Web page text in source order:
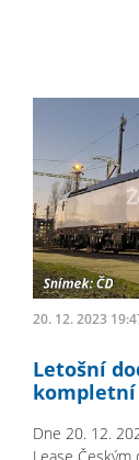
20. 12. 2023
Letošní
kompletní
Dne 20. 12.
Lease Českým